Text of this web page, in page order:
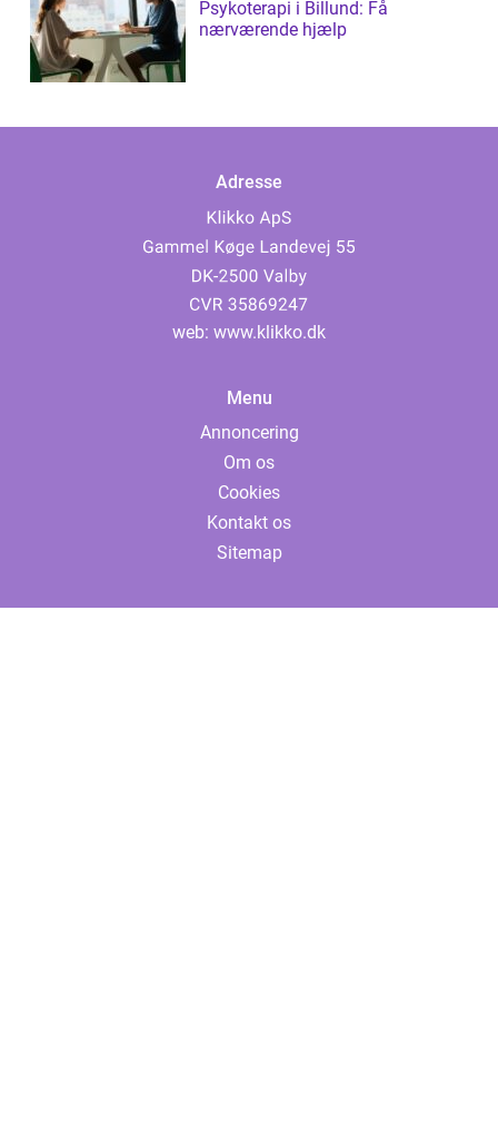
Psykoterapi i Billund: Få
nærværende hjælp
Adresse
web: www.klikko.dk
Menu
Annoncering
Om os
Cookies
Kontakt os
Sitemap